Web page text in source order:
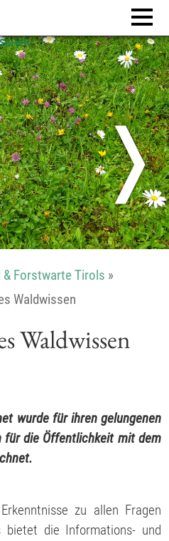
❭
& Forstwarte Tirols »
Waldwissen
Waldwissen
wurde für ihren gelungenen
für die Öffentlichkeit mit dem
zu allen Fragen
die Informations- und